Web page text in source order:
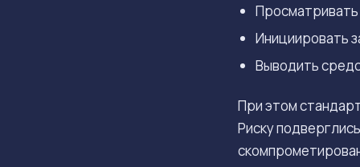
Просматривать
Инициировать
Выводить
При этом
Риску